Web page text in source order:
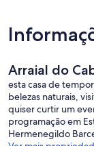
Arraial do
esta casa de
belezas naturais,
quiser curtir um
programação em
Hermenegildo